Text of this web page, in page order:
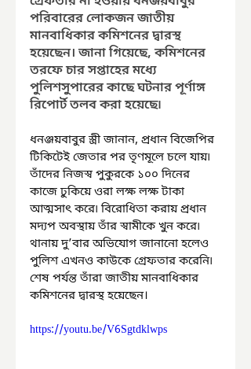
পরিবারের লোকজন জাতীয়
মানবাধিকার কমিশনের দ্বারস্থ
হয়েছেন। জানা গিয়েছে, কমিশনের
তরফে চার সপ্তাহের মধ্যে
পুলিশসুপারের কাছে ঘটনার পূর্ণাঙ্গ
রিপোর্ট তলব করা হয়েছে৷
ধনঞ্জয়বাবুর স্ত্রী জানান, প্রধান বিজেপির
টিকিটেই জেতার পর তৃণমূলে চলে যায়৷
তাঁদের নিজস্ব পুকুরকে ১০০ দিনের
কাজে ঢুকিয়ে ওরা লক্ষ লক্ষ টাকা
আত্মসাৎ করে৷ বিরোধিতা করায় প্রধান
মদ্যপ অবস্থায় তাঁর স্বামীকে খুন করে৷
থানায় দু’বার অভিযোগ জানানো হলেও
পুলিশ এখনও কাউকে গ্রেফতার করেনি৷
শেষ পর্যন্ত তাঁরা জাতীয় মানবাধিকার
কমিশনের দ্বারস্থ হয়েছেন।
https://youtu.be/V6Sgtdklwps